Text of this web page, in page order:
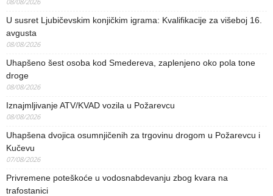
U susret Ljubičevskim konjičkim igrama: Kvalifikacije za višeboj 16.
avgusta
08/08/2026
Uhapšeno šest osoba kod Smedereva, zaplenjeno oko pola tone
droge
08/08/2026
Iznajmljivanje ATV/KVAD vozila u Požarevcu
08/08/2026
Uhapšena dvojica osumnjičenih za trgovinu drogom u Požarevcu i
Kučevu
07/08/2026
Privremene poteškoće u vodosnabdevanju zbog kvara na
trafostanici